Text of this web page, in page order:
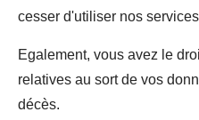
cesser d'utiliser nos
Egalement, vous avez le
relatives au sort de vos
décès.